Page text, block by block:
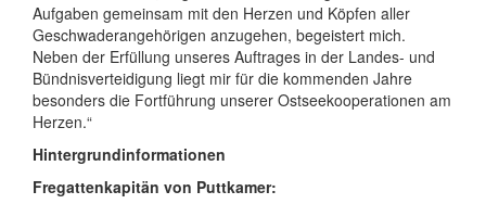
Aufgaben gemeinsam mit den Herzen und Köpfen aller
Geschwaderangehörigen anzugehen, begeistert mich.
Neben der Erfüllung unseres Auftrages in der Landes- und
Bündnisverteidigung liegt mir für die kommenden Jahre
besonders die Fortführung unserer Ostseekooperationen am
Herzen.“
Hintergrundinformationen
Fregattenkapitän von Puttkamer: